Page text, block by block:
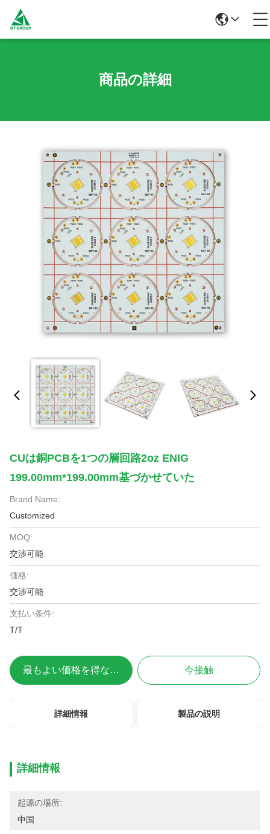
商品の詳細
CUは銅PCBを1つの層回路2oz ENIG
199.00mm*199.00mm基づかせていた
Brand Name:
Customized
MOQ:
交渉可能
価格:
交渉可能
支払い条件:
T/T
最もよい価格を得なさい 今接触
詳細情報 製品の説明
詳細情報
起源の場所:
中国